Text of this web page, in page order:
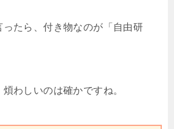
ったら、付き物なのが「自由研
わしいのは確かですね。